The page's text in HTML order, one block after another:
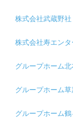
株式会社武蔵野社
株式会社寿エン
グループホーム北
グループホーム草
グループホーム